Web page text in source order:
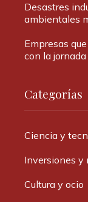
Desastres
ambientales
Empresas
con la
Categorías
Ciencia y
Inversiones y
Cultura y ocio